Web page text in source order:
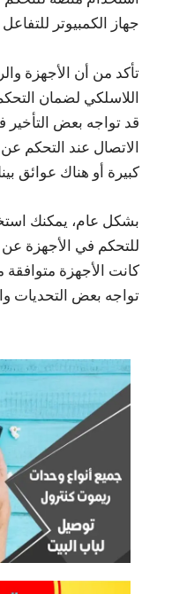
جهاز الكمبيوتر
تأكد من أن الأجهزة
اللاسلكي لضمان
قد تواجه بعض التأخير
الاتصال عند التحكم
كبيرة أو هناك عوائق
بشكل عام، يمكنك
للتحكم في الأجهزة عن
كانت الأجهزة متوافقة
تواجه بعض التحديات